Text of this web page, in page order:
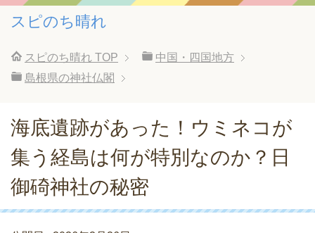
スピのち晴れ
スピのち晴れ TOP
中国・四国地方
島根県の神社仏閣
海底遺跡があった！ウミネコが
集う経島は何が特別なのか？日
御碕神社の秘密